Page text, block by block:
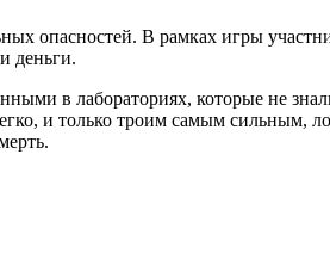
опасностей. В рамках игры
деньги.
в лабораториях, которые не
и только троим самым сильным,